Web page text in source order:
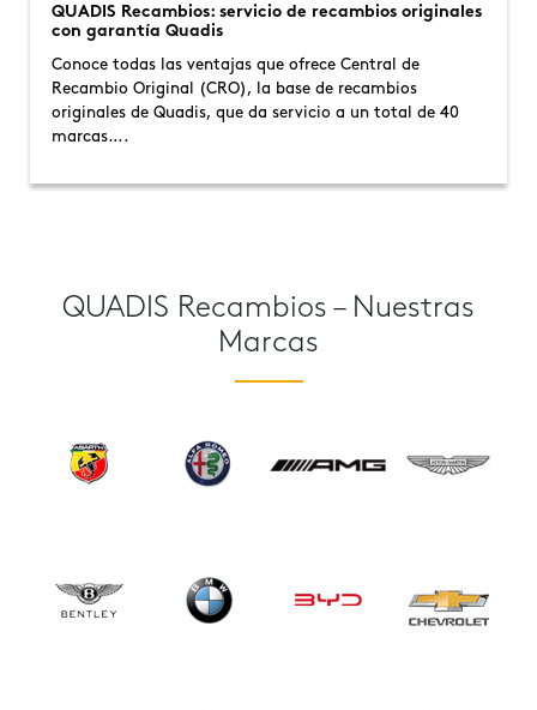
QUADIS Recambios: servicio de recambios originales
con garantía Quadis
Conoce todas las ventajas que ofrece Central de
Recambio Original (CRO), la base de recambios
originales de Quadis, que da servicio a un total de 40
marcas….
QUADIS Recambios – Nuestras
Marcas